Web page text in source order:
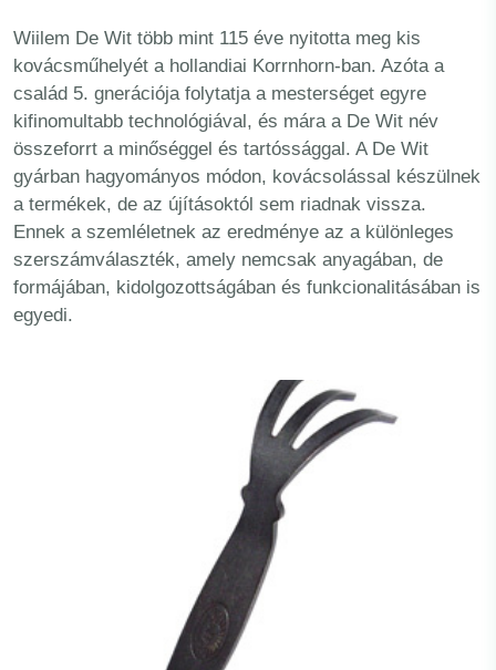
Blog
Rólunk írták
Wiilem De Wit több mint 115 éve nyitotta meg kis
kovácsműhelyét a hollandiai Korrnhorn-ban. Azóta a
család 5. gnerációja folytatja a mesterséget egyre
kifinomultabb technológiával, és mára a De Wit név
összeforrt a minőséggel és tartóssággal. A De Wit
gyárban hagyományos módon, kovácsolással készülnek
a termékek, de az újításoktól sem riadnak vissza.
Ennek a szemléletnek az eredménye az a különleges
szerszámválaszték, amely nemcsak anyagában, de
formájában, kidolgozottságában és funkcionalitásában is
egyedi.